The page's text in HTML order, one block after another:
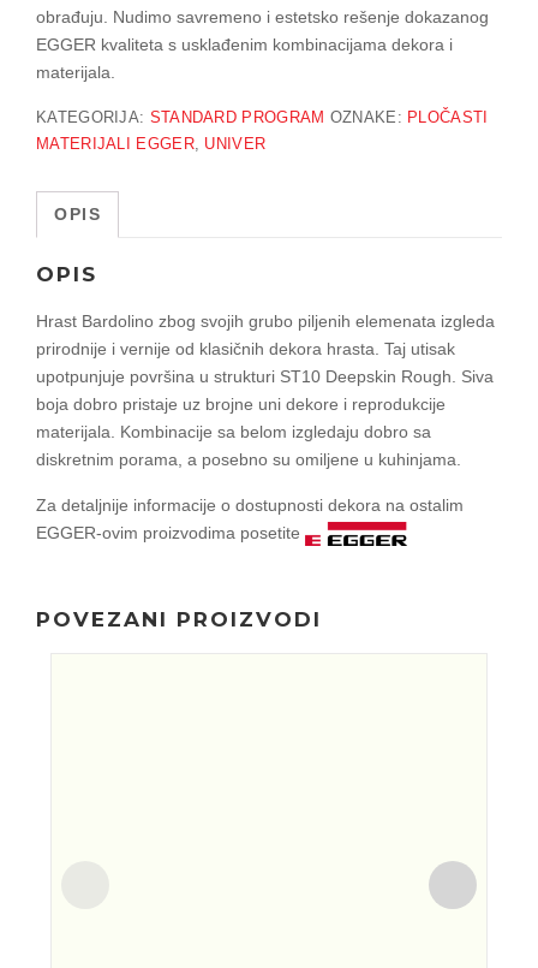
obrađuju. Nudimo savremeno i estetsko rešenje dokazanog
EGGER kvaliteta s usklađenim kombinacijama dekora i
materijala.
KATEGORIJA: STANDARD PROGRAM OZNAKE: PLOČASTI
MATERIJALI EGGER, UNIVER
OPIS
OPIS
Hrast Bardolino zbog svojih grubo piljenih elemenata izgleda
prirodnije i vernije od klasičnih dekora hrasta. Taj utisak
upotpunjuje površina u strukturi ST10 Deepskin Rough. Siva
boja dobro pristaje uz brojne uni dekore i reprodukcije
materijala. Kombinacije sa belom izgledaju dobro sa
diskretnim porama, a posebno su omiljene u kuhinjama.
Za detaljnije informacije o dostupnosti dekora na ostalim
EGGER-ovim proizvodima posetite
POVEZANI PROIZVODI